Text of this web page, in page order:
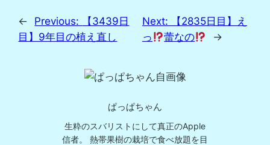
← Previous:
【3439日
目】9年目の植え直し
Next:
【2835日目】え
っ
蕾なの →
ぱっぱちゃん
生粋のスバリストにして真正のApple
信者。 熱帯果樹の栽培で食べ放題を目